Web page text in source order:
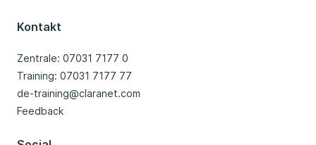
Kontakt
Zentrale: 07031 7177 0
Training: 07031 7177 77
de-training@claranet.com
Feedback